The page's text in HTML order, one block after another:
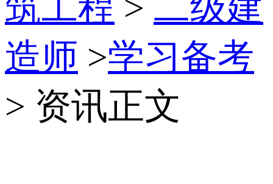
造师 >学习备考
> 资讯正文